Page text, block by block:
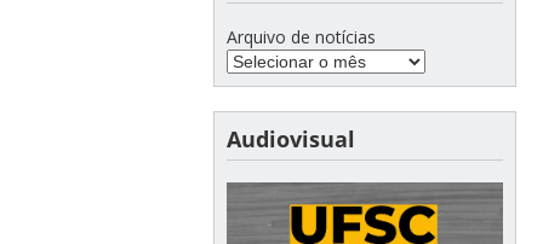
Arquivo de notícias
Audiovisual